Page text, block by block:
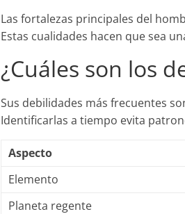
Las fortalezas principales del
Estas cualidades hacen que sea
¿Cuáles son los
Sus debilidades más frecuentes
Identificarlas a tiempo evita
Aspecto
Elemento
Planeta regente